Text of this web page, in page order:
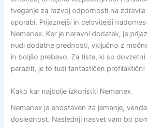
tveganje za razvoj odpornosti na
uporabi. Prijaznejši in celovitejši
Nemanex. Ker je naravni dodatek, je
nudi dodatne prednosti, vključno z
in boljšo prebavo. Za tiste, ki so dovzetni
paraziti, je to tudi fantastičen profilaktični
Kako kar najbolje izkoristiti Nemanex
Nemanex je enostaven za jemanje,
doslednost. Naslednji nasvet vam bo